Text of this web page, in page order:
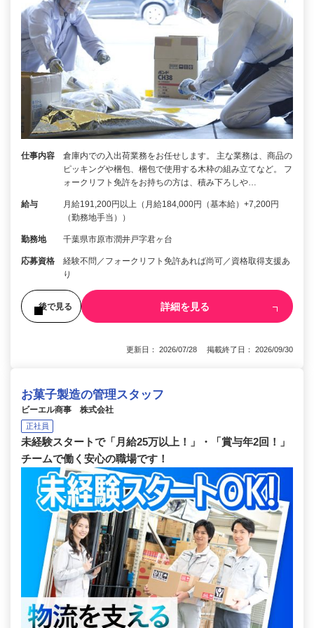
仕事内容
倉庫内での入出荷業務をお任せします。 主な業務は、商品の
ピッキングや梱包、梱包で使用する木枠の組み立てなど。 フ
ォークリフト免許をお持ちの方は、積み下ろしや…
給与
月給191,200円以上（月給184,000円（基本給）+7,200円
（勤務地手当））
勤務地 千葉県市原市潤井戸字君ヶ台
応募資格
経験不問／フォークリフト免許あれば尚可／資格取得支援あ
り
後で見る 詳細を見る
更新日： 2026/07/28 掲載終了日： 2026/09/30
お菓子製造の管理スタッフ
ビーエル商事 株式会社
正社員
未経験スタートで「月給25万以上！」・「賞与年2回！」
チームで働く安心の職場です！